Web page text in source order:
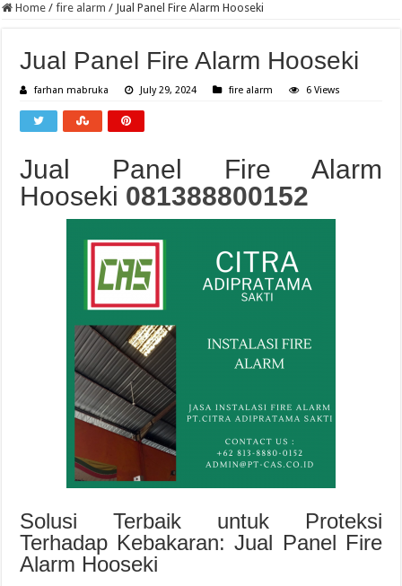
Home / fire alarm / Jual Panel Fire Alarm Hooseki
Jual Panel Fire Alarm Hooseki
farhan mabruka July 29, 2024 fire alarm 6 Views
Jual Panel Fire Alarm
Hooseki 081388800152
Solusi Terbaik untuk Proteksi
Terhadap Kebakaran: Jual Panel Fire
Alarm Hooseki